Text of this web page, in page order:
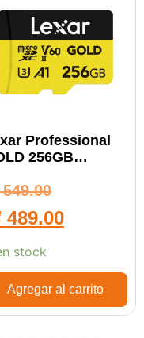
Professional
256GB
489.00
stock
Agregar al carrito